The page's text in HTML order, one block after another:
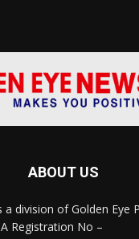
ABOUT US
a division of Golden Eye
Registration No –